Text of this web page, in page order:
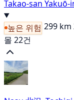
Takao-san Yakuō-
높은 위험 299 km
몰 22건